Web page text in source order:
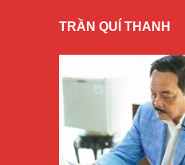
TRẦN QUÍ THANH